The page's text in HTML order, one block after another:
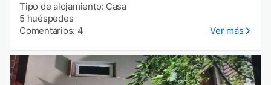
Tipo de alojamiento: Casa
5 huéspedes
Comentarios: 4
Ver más